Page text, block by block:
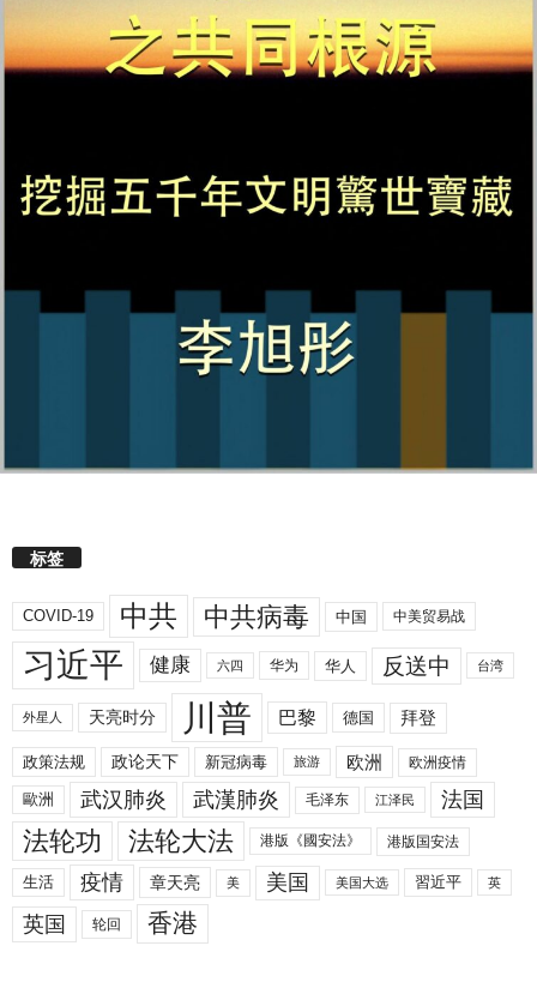
标签
COVID-19 中共 中共病毒 中国 中美贸易战
习近平 健康 六四 华为 华人 反送中 台湾
外星人 天亮时分 川普 巴黎 德国 拜登
政策法规 政论天下 新冠病毒 旅游 欧洲 欧洲疫情
歐洲 武汉肺炎 武漢肺炎 毛泽东 江泽民 法国
法轮功 法轮大法 港版《國安法》 港版国安法
生活 疫情 章天亮 美 美国 美国大选 習近平 英
英国 轮回 香港